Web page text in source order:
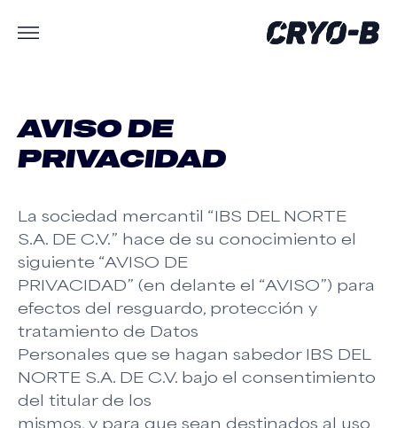
AVISO DE
PRIVACIDAD
La sociedad mercantil “IBS DEL NORTE
S.A. DE C.V.” hace de su conocimiento el
siguiente “AVISO DE
PRIVACIDAD” (en delante el “AVISO”) para
efectos del resguardo, protección y
tratamiento de Datos
Personales que se hagan sabedor IBS DEL
NORTE S.A. DE C.V. bajo el consentimiento
del titular de los
mismos, y para que sean destinados al uso